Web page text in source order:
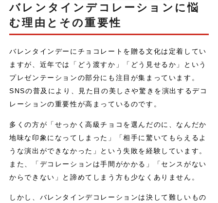
大人のためのノンアルコールペアリング
まとめ：あなただけのバレンタインデコレーションで心に残
る贈り物を
バレンタインデコレーションに悩
む理由とその重要性
バレンタインデーにチョコレートを贈る文化は定着してい
ますが、近年では「どう渡すか」「どう見せるか」という
プレゼンテーションの部分にも注目が集まっています。
SNSの普及により、見た目の美しさや驚きを演出するデコ
レーションの重要性が高まっているのです。
多くの方が「せっかく高級チョコを選んだのに、なんだか
地味な印象になってしまった」「相手に驚いてもらえるよ
うな演出ができなかった」という失敗を経験しています。
また、「デコレーションは手間がかかる」「センスがない
からできない」と諦めてしまう方も少なくありません。
しかし、バレンタインデコレーションは決して難しいもの